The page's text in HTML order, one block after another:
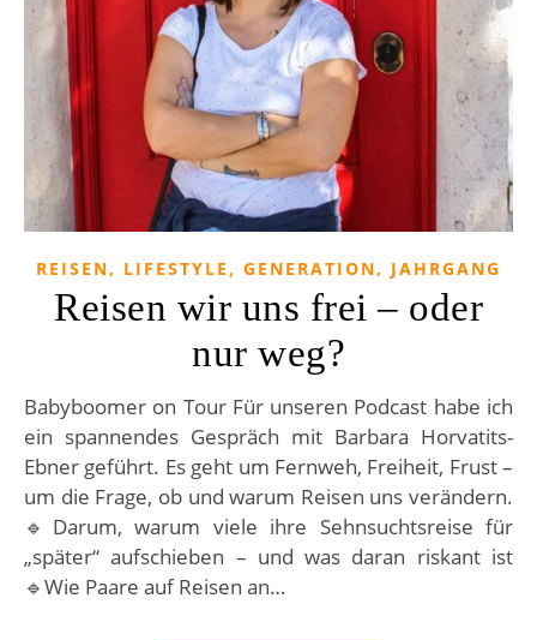
REISEN, LIFESTYLE , GENERATION, JAHRGANG
Reisen wir uns frei – oder
nur weg?
Babyboomer on Tour Für unseren Podcast habe ich
ein spannendes Gespräch mit Barbara Horvatits-
Ebner geführt. Es geht um Fernweh, Freiheit, Frust –
um die Frage, ob und warum Reisen uns verändern.
🔹Darum, warum viele ihre Sehnsuchtsreise für
„später“ aufschieben – und was daran riskant ist
🔹Wie Paare auf Reisen an…